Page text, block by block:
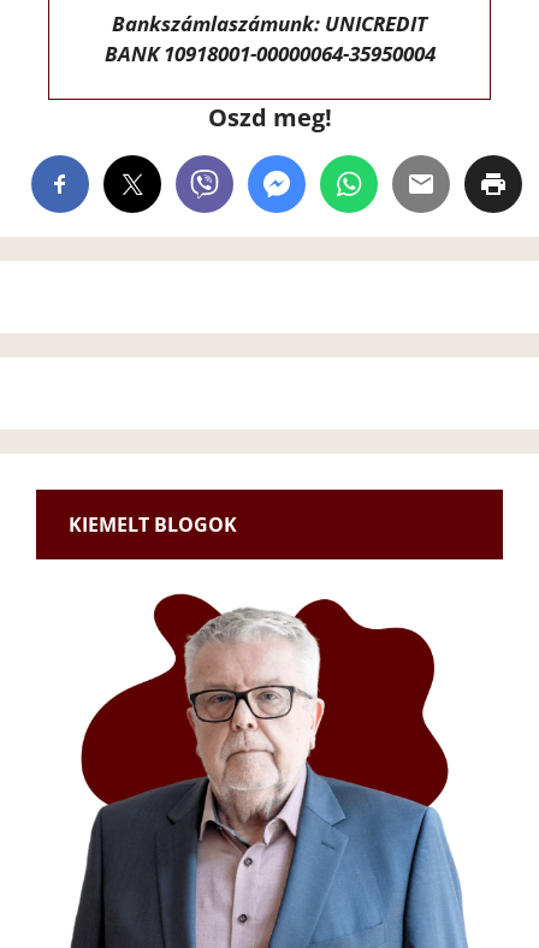
Bankszámlaszámunk: UNICREDIT
BANK 10918001-00000064-35950004
Oszd meg!
KIEMELT BLOGOK